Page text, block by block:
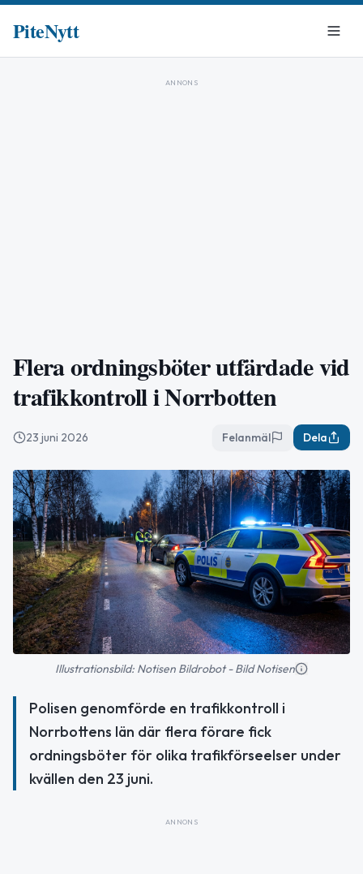
PiteNytt
ANNONS
Flera ordningsböter utfärdade vid
trafikkontroll i Norrbotten
23 juni 2026 Felanmäl Dela
Illustrationsbild: Notisen Bildrobot - Bild Notisen
Polisen genomförde en trafikkontroll i
Norrbottens län där flera förare fick
ordningsböter för olika trafikförseelser under
kvällen den 23 juni.
ANNONS